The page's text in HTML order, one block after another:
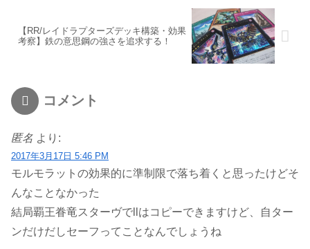
【RR/レイドラプターズデッキ構築・効果
考察】鉄の意思鋼の強さを追求する！
コメント
匿名 より:
2017年3月17日 5:46 PM
モルモラットの効果的に準制限で落ち着くと思ったけどそ
んなことなかった
結局覇王眷竜スターヴでllはコピーできますけど、自ター
ンだけだしセーフってことなんでしょうね